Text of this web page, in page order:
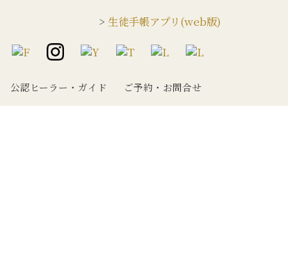
> 生徒手帳アプリ(web版)
公認ヒーラー・ガイド ご予約・お問合せ